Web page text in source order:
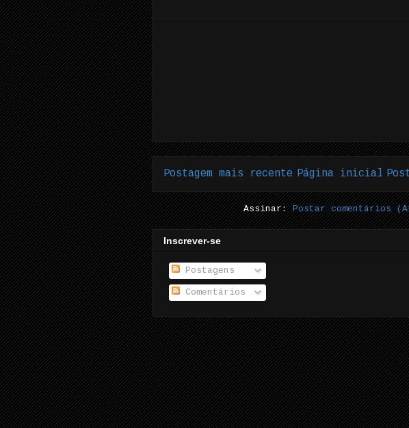
Postagem mais recente Página inicial
Assinar:Postar comentários
Inscrever-se
Postagens
Comentários